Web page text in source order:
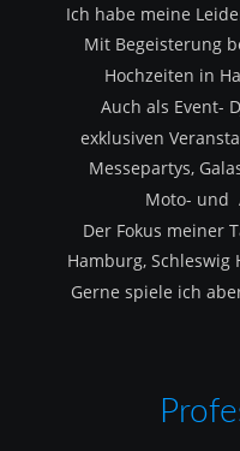
Ich habe meine
Mit Begeisterung
Hochzeiten in
Auch als Event-
exklusiven
Messepartys,
Moto- und
Der Fokus meiner
Hamburg,
Gerne spiele ich